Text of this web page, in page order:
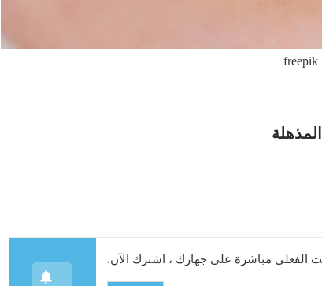
freepik
الفعلي مباشرة على جهازك ، اشترك الآن.